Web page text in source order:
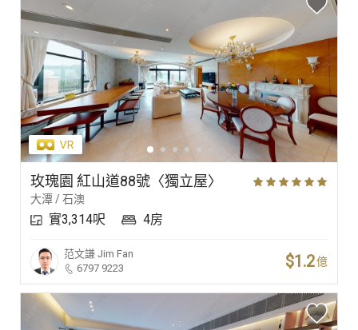
玫瑰園 紅山道88號〈獨立屋〉
大潭 / 石澳
實3,314呎 4房
范文謙 Jim Fan
6797 9223
$1.2億